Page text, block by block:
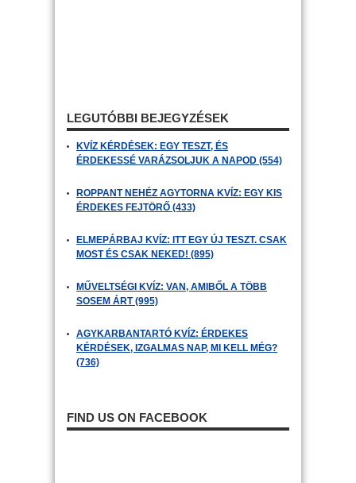
LEGUTÓBBI BEJEGYZÉSEK
KVÍZ KÉRDÉSEK: EGY TESZT, ÉS
ÉRDEKESSÉ VARÁZSOLJUK A NAPOD (554)
ROPPANT NEHÉZ AGYTORNA KVÍZ: EGY KIS
ÉRDEKES FEJTÖRŐ (433)
ELMEPÁRBAJ KVÍZ: ITT EGY ÚJ TESZT. CSAK
MOST ÉS CSAK NEKED! (895)
MŰVELTSÉGI KVÍZ: VAN, AMIBŐL A TÖBB
SOSEM ÁRT (995)
AGYKARBANTARTÓ KVÍZ: ÉRDEKES
KÉRDÉSEK, IZGALMAS NAP, MI KELL MÉG?
(736)
FIND US ON FACEBOOK